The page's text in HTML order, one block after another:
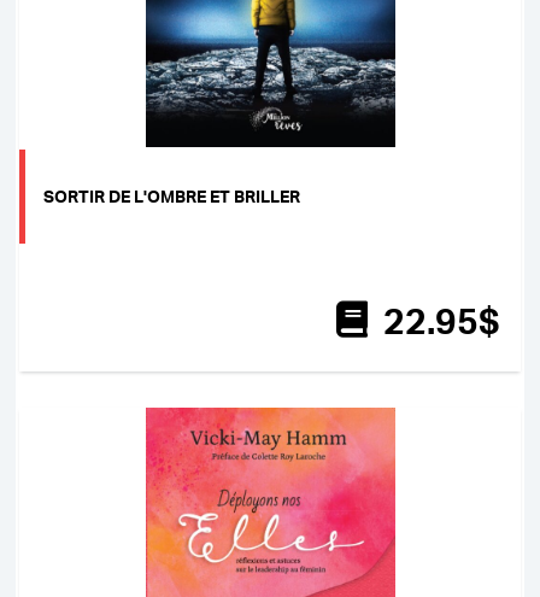
SORTIR DE L'OMBRE ET BRILLER
22.95$